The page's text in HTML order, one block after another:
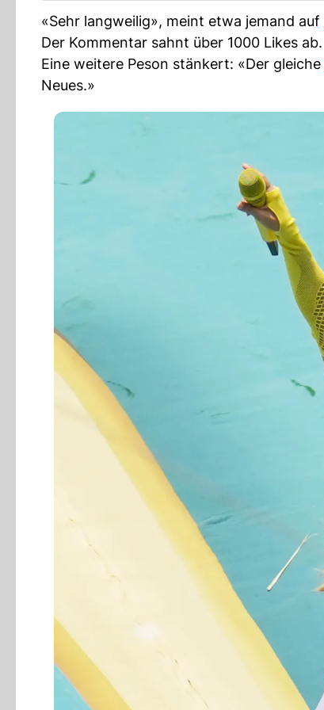
«Sehr langweilig», meint etwa jemand auf
Der Kommentar sahnt über 1000 Likes ab.
Eine weitere Peson stänkert: «Der gleiche
Neues.»